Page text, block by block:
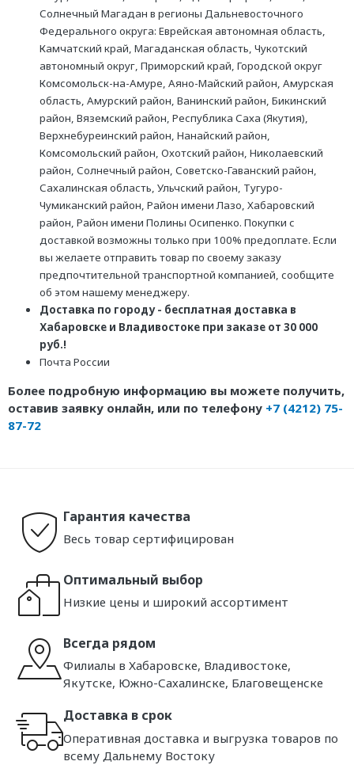
Солнечный Магадан в регионы Дальневосточного
Федерального округа: Еврейская автономная область,
Камчатский край, Магаданская область, Чукотский
автономный округ, Приморский край, Городской округ
Комсомольск-на-Амуре, Аяно-Майский район, Амурская
область, Амурский район, Ванинский район, Бикинский
район, Вяземский район, Республика Саха (Якутия),
Верхнебуреинский район, Нанайский район,
Комсомольский район, Охотский район, Николаевский
район, Солнечный район, Советско-Гаванский район,
Сахалинская область, Ульчский район, Тугуро-
Чумиканский район, Район имени Лазо, Хабаровский
район, Район имени Полины Осипенко. Покупки с
доставкой возможны только при 100% предоплате. Если
вы желаете отправить товар по своему заказу
предпочтительной транспортной компанией, сообщите
об этом нашему менеджеру.
Доставка по городу - бесплатная доставка в
Хабаровске и Владивостоке при заказе от 30 000
руб.!
Почта России
Более подробную информацию вы можете получить,
оставив заявку онлайн, или по телефону +7 (4212) 75-
87-72
Гарантия качества
Весь товар сертифицирован
Оптимальный выбор
Низкие цены и широкий ассортимент
Всегда рядом
Филиалы в Хабаровске, Владивостоке,
Якутске, Южно-Сахалинске, Благовещенске
Доставка в срок
Оперативная доставка и выгрузка товаров по
всему Дальнему Востоку